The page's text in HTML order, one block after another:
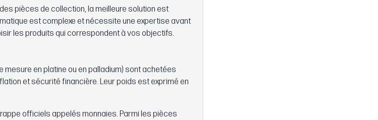
pièces de collection, la meilleure solution est
est complexe et nécessite une expertise avant
les produits qui correspondent à vos objectifs.
mesure en platine ou en palladium) sont achetées
et sécurité financière. Leur poids est exprimé en
officiels appelés monnaies. Parmi les pièces